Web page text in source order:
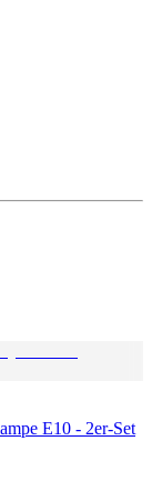
E10 - 2er-Set